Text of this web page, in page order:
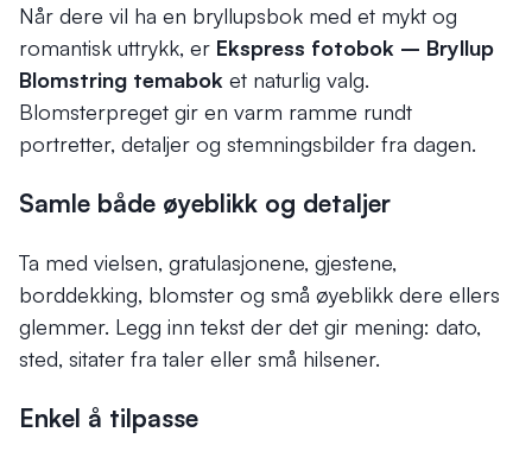
Når dere vil ha en bryllupsbok med et mykt og
romantisk uttrykk, er Ekspress fotobok – Bryllup
Blomstring temabok et naturlig valg.
Blomsterpreget gir en varm ramme rundt
portretter, detaljer og stemningsbilder fra dagen.
Samle både øyeblikk og detaljer
Ta med vielsen, gratulasjonene, gjestene,
borddekking, blomster og små øyeblikk dere ellers
glemmer. Legg inn tekst der det gir mening: dato,
sted, sitater fra taler eller små hilsener.
Enkel å tilpasse